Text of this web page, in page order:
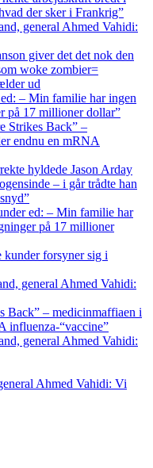
der sker i Frankrig”
general Ahmed Vahidi:
giver det det nok den
woke zombier=
ud
– Min familie har ingen
på 17 millioner dollar”
Strikes Back” –
endnu en mRNA
hyldede Jason Arday
– i går trådte han
ed: – Min familie har
på 17 millioner
kunder forsyner sig i
general Ahmed Vahidi:
Back” – medicinmaffiaen i
influenza-“vaccine”
general Ahmed Vahidi:
Ahmed Vahidi: Vi